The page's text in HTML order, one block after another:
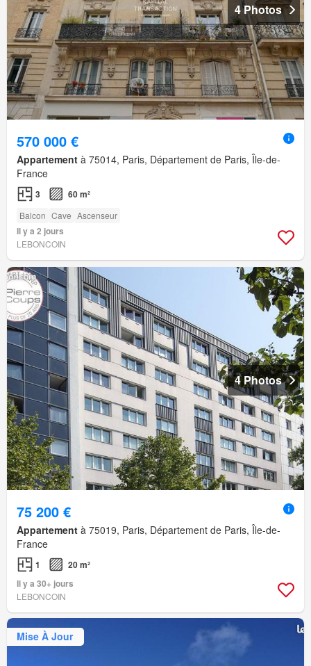
4 Photos
570 000 €
Appartement à 75014, Paris, Département de Paris, Île-de-
France
3 60 m²
Balcon Cave Ascenseur
Il y a 2 jours
LEBONCOIN
4 Photos
75 200 €
Appartement à 75019, Paris, Département de Paris, Île-de-
France
1
20 m²
Il y a 30+ jours
LEBONCOIN
Mise À Jour